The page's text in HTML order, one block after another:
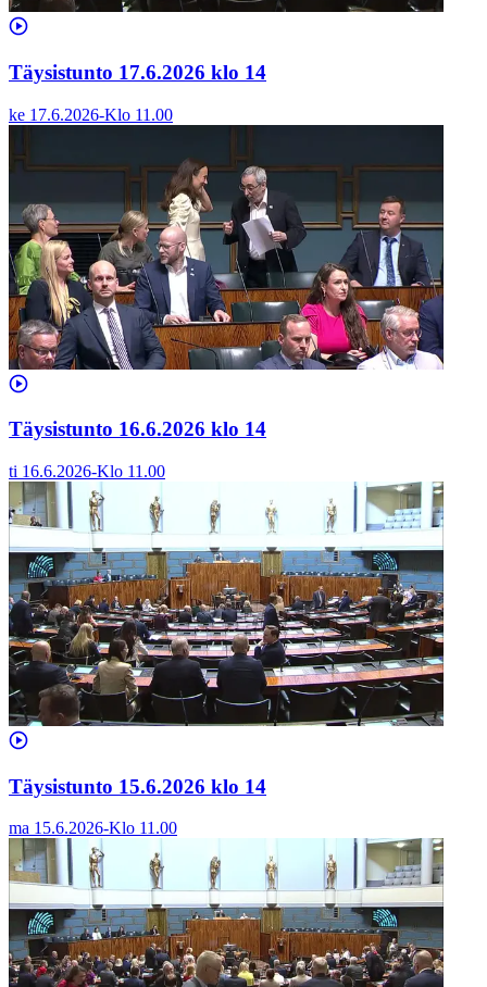
Täysistunto 17.6.2026 klo 14
ke 17.6.2026-Klo 11.00
Täysistunto 16.6.2026 klo 14
ti 16.6.2026-Klo 11.00
Täysistunto 15.6.2026 klo 14
ma 15.6.2026-Klo 11.00